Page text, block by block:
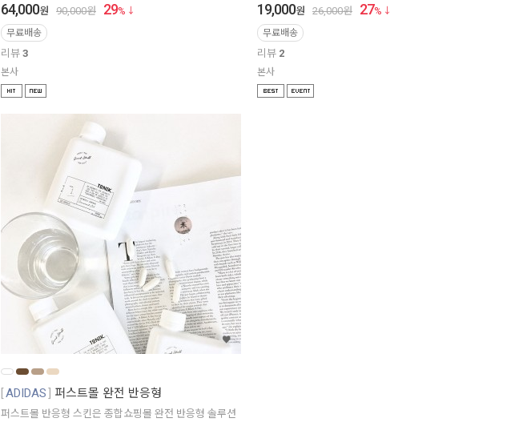
64,000원 90,000원 29%
무료배송
리뷰 3
본사
19,000원 26,000원 27%
무료배송
리뷰 2
본사
ADIDAS 퍼스트몰 완전 반응형
퍼스트몰 반응형 스킨은 종합쇼핑몰 완전 반응형 솔루션